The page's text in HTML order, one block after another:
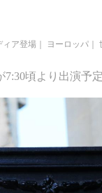
ィア登場 ヨーロッパ
7:30頃より出演予